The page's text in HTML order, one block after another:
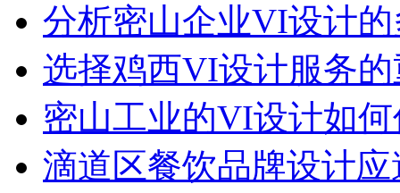
分析密山企业VI设计
选择鸡西VI设计服务
密山工业的VI设计如
滴道区餐饮品牌设计